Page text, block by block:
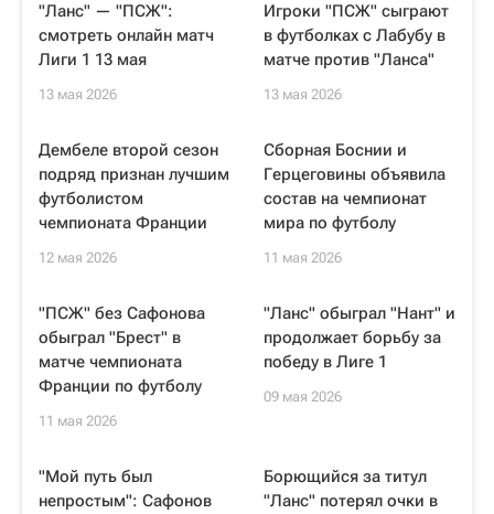
"Ланс" — "ПСЖ":
смотреть онлайн матч
Лиги 1 13 мая
13 мая 2026
Игроки "ПСЖ" сыграют
в футболках с Лабубу в
матче против "Ланса"
13 мая 2026
Дембеле второй сезон
подряд признан лучшим
футболистом
чемпионата Франции
12 мая 2026
Сборная Боснии и
Герцеговины объявила
состав на чемпионат
мира по футболу
11 мая 2026
"ПСЖ" без Сафонова
обыграл "Брест" в
матче чемпионата
Франции по футболу
11 мая 2026
"Ланс" обыграл "Нант" и
продолжает борьбу за
победу в Лиге 1
09 мая 2026
"Мой путь был
непростым": Сафонов
Борющийся за титул
"Ланс" потерял очки в